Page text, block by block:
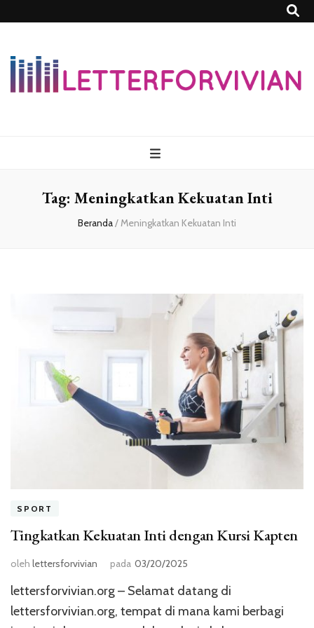
Tag: Meningkatkan Kekuatan Inti
Beranda/Meningkatkan Kekuatan Inti
SPORT
Tingkatkan Kekuatan Inti dengan Kursi Kapten
oleh lettersforvivian pada 03/20/2025
lettersforvivian.org – Selamat datang di
lettersforvivian.org, tempat di mana kami berbagi